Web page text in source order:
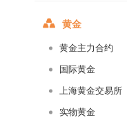
黄金
黄金主力合约
国际黄金
上海黄金交易所
实物黄金